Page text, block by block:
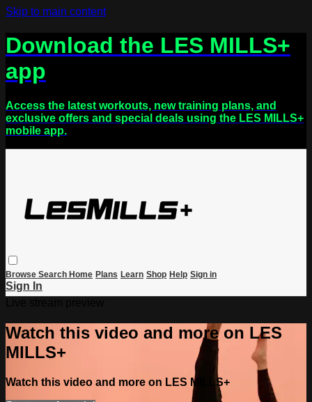
Skip to main content
Download the LES MILLS+
app
Access the latest workouts, new training plans, and
exclusive offers and special deals using the LES MILLS+
mobile app.
Browse Search Home Plans Learn Shop Help Sign in
Sign In
Watch this video and more on LES
MILLS+
Watch this video and more on LES MILLS+